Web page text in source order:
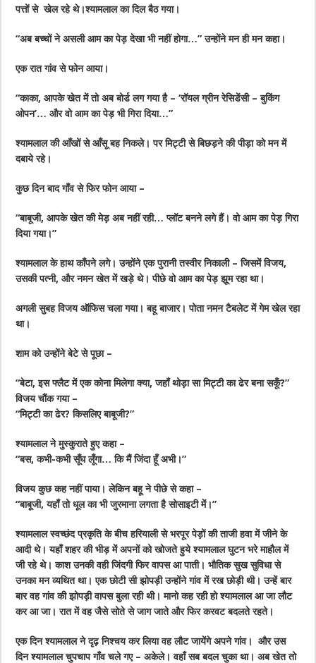
पत्तों से खेल रहे थे।श्यामलाल का दिल बैठ गया।
“अब बच्चों ने असली आम का पेड़ देखा भी नहीं होगा…” उन्होंने मन ही मन कहा।
एक रात गांव से फोन आया।
“काका, आपके खेत में तो अब बोर्ड लग गया है – ‘रॉयल ग्रीन रेसिडेंसी – बुकिंग
ओपन’… और वो आम का पेड़ भी गिरा दिया…”
श्यामलाल की आँखों से आँसू बह निकले। पर मिट्टी से बिछड़ने की पीड़ा को मन में
दबाये रहे।
कुछ दिन बाद गाँव से फिर फोन आया –
“बाबूजी, आपके खेत की मेड़ अब नहीं रही… प्लॉट बनने लगे हैं। वो आम का पेड़ गिरा
दिया गया।”
श्यामलाल के हाथ काँपने लगे। उन्होंने एक पुरानी तस्वीर निकाली – जिसमें विजय,
उसकी पत्नी, और नमन खेत में खड़े थे। पीछे वो आम का पेड़ झूम रहा था।
अगली सुबह विजय ऑफिस चला गया। बहू बाजार। पोता नमन टैबलेट में गेम खेल रहा
था।
शाम को उन्होंने बेटे से पूछा –
“बेटा, इस फ्लैट में एक कोना मिलेगा क्या, जहाँ थोड़ा सा मिट्टी का ढेर बना सकूँ?”
विजय चौंक गया –
“मिट्टी का ढेर? किसलिए बाबूजी?”
श्यामलाल ने मुस्कुराते हुए कहा –
“बस, कभी-कभी सूँघ लूँगा… कि मैं जिंदा हूँ अभी।”
विजय कुछ कह नहीं पाया। लेकिन बहू ने पीछे से कहा –
“बाबूजी, यहाँ तो धूल का भी जुरमाना लगता है सोसाइटी में।”
श्यामलाल स्वच्छंद प्रकृति के बीच हरियाली से भरपूर पेड़ों की ताजी हवा में जीने के
आदी थे। यहाँ शहर की भीड़ में अपनों को खोजते हुये श्यामलाल घुटन भरे माहौल में
जी रहे थे। काश उनकी वही जिंदगी फिर वापस आ पाती। भौतिक सुख सुविधा से
उनका मन व्यथित था। एक छोटी सी झोपड़ी उन्होंने गांव में रख छोड़ी थी। उन्हें बार
बार वह गांव की झोपड़ी वापस बुला रही थी। मानो कह रही हो श्यामलाल आ जा लौट
कर आ जा। रात में वह जैसे सोते से जाग जाते और फिर करवट बदलते रहते।
एक दिन श्यामलाल ने दृढ़ निश्चय कर लिया वह लौट जायेंगे अपने गांव। और उस
दिन श्यामलाल चुपचाप गाँव चले गए – अकेले। वहाँ सब बदल चुका था। अब खेत तो